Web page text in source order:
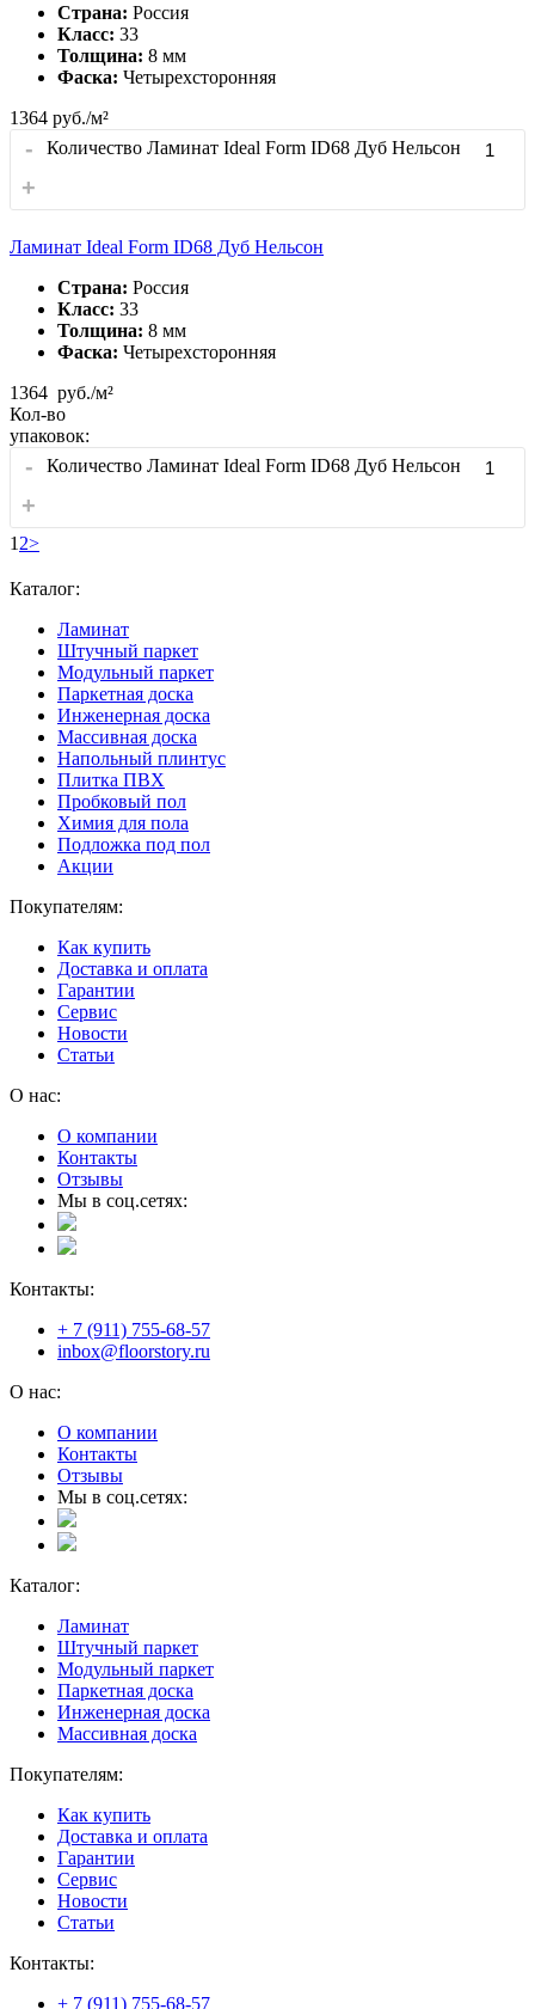
Страна: Россия
Класс: 33
Толщина: 8 мм
Фаска: Четырехсторонняя
1364 руб./м²
- Количество Ламинат Ideal Form ID68 Дуб Нельсон
+
Ламинат Ideal Form ID68 Дуб Нельсон
Страна: Россия
Класс: 33
Толщина: 8 мм
Фаска: Четырехсторонняя
1364 руб./м²
Кол-во
упаковок:
- Количество Ламинат Ideal Form ID68 Дуб Нельсон
+
1 2>
Каталог:
Ламинат
Штучный паркет
Модульный паркет
Паркетная доска
Инженерная доска
Массивная доска
Напольный плинтус
Плитка ПВХ
Пробковый пол
Химия для пола
Подложка под пол
Акции
Покупателям:
Как купить
Доставка и оплата
Гарантии
Сервис
Новости
Статьи
О нас:
О компании
Контакты
Отзывы
Мы в соц.сетях:
Контакты:
+ 7 (911) 755-68-57
inbox@floorstory.ru
О нас:
О компании
Контакты
Отзывы
Мы в соц.сетях:
Каталог:
Ламинат
Штучный паркет
Модульный паркет
Паркетная доска
Инженерная доска
Массивная доска
Покупателям:
Как купить
Доставка и оплата
Гарантии
Сервис
Новости
Статьи
Контакты:
+ 7 (911) 755-68-57